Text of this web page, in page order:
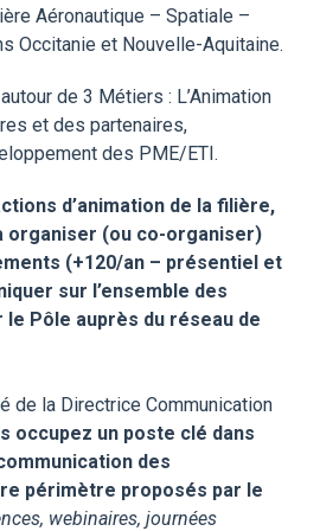
Aéronautique – Spatiale –
Occitanie et Nouvelle-Aquitaine.
de 3 Métiers : L’Animation
et des partenaires,
des PME/ETI.
d’animation de la filière,
organiser (ou co-organiser)
(+120/an – présentiel et
sur l’ensemble des
Pôle auprès du réseau de
de la Directrice Communication
occupez un poste clé dans
des
périmètre proposés par le
webinaires, journées